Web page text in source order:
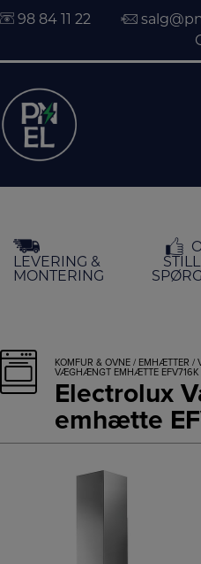
indholdet
98 84 11 22
LEVERING &
MONTERING
KOMFUR & OVNE / EMHÆTTER /
VÆGHÆNGT EMHÆTTE EFV716K
Electrolux
emhætte